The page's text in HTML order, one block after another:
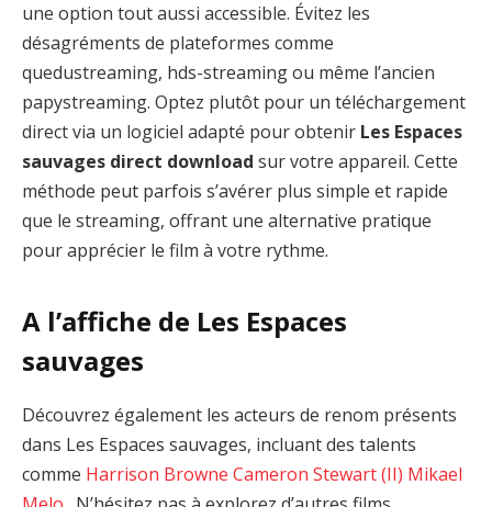
une option tout aussi accessible. Évitez les
désagréments de plateformes comme
quedustreaming, hds-streaming ou même l’ancien
papystreaming. Optez plutôt pour un téléchargement
direct via un logiciel adapté pour obtenir Les Espaces
sauvages direct download sur votre appareil. Cette
méthode peut parfois s’avérer plus simple et rapide
que le streaming, offrant une alternative pratique
pour apprécier le film à votre rythme.
A l’affiche de Les Espaces
sauvages
Découvrez également les acteurs de renom présents
dans Les Espaces sauvages, incluant des talents
comme Harrison Browne Cameron Stewart (II) Mikael